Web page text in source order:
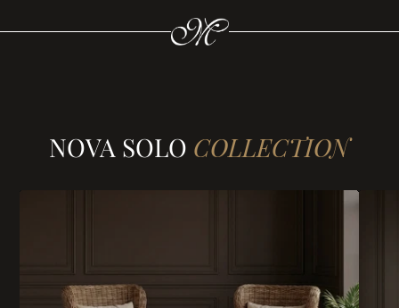
NOVA SOLO COLLECTION